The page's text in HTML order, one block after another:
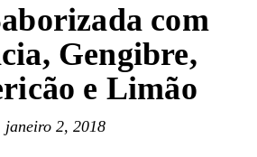
com
Gengibre,
e Limão
janeiro 2, 2018